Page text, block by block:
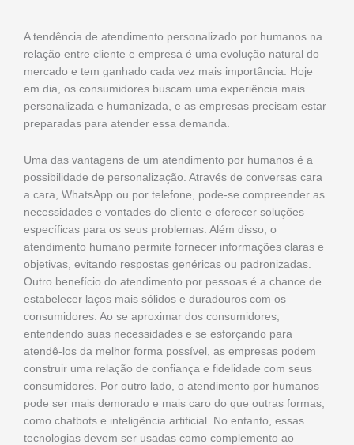
A tendência de atendimento personalizado por humanos na
relação entre cliente e empresa é uma evolução natural do
mercado e tem ganhado cada vez mais importância. Hoje
em dia, os consumidores buscam uma experiência mais
personalizada e humanizada, e as empresas precisam estar
preparadas para atender essa demanda.
Uma das vantagens de um atendimento por humanos é a
possibilidade de personalização. Através de conversas cara
a cara, WhatsApp ou por telefone, pode-se compreender as
necessidades e vontades do cliente e oferecer soluções
específicas para os seus problemas. Além disso, o
atendimento humano permite fornecer informações claras e
objetivas, evitando respostas genéricas ou padronizadas.
Outro benefício do atendimento por pessoas é a chance de
estabelecer laços mais sólidos e duradouros com os
consumidores. Ao se aproximar dos consumidores,
entendendo suas necessidades e se esforçando para
atendê-los da melhor forma possível, as empresas podem
construir uma relação de confiança e fidelidade com seus
consumidores. Por outro lado, o atendimento por humanos
pode ser mais demorado e mais caro do que outras formas,
como chatbots e inteligência artificial. No entanto, essas
tecnologias devem ser usadas como complemento ao